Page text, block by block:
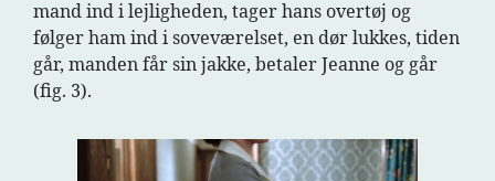
mand ind i lejligheden, tager hans overtøj og
følger ham ind i soveværelset, en dør lukkes, tiden
går, manden får sin jakke, betaler Jeanne og går
(fig. 3).